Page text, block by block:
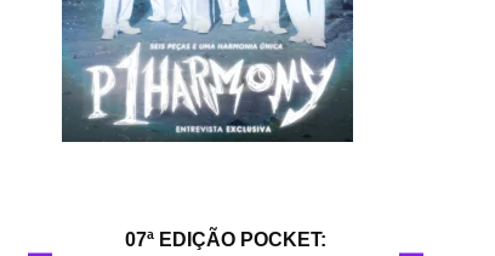
HIT!Politics
HIT!Queer
07ª EDIÇÃO POCKET: